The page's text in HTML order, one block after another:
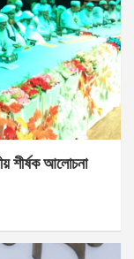
শীর্ষক আলোচনা